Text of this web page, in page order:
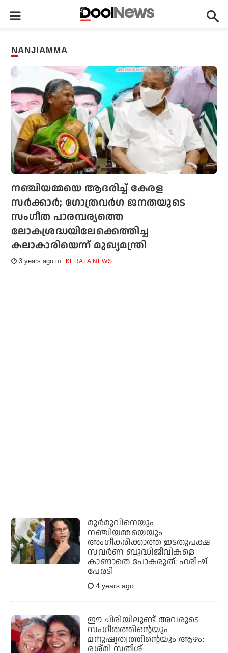
NANJIAMMA
നഞ്ചിയമ്മയെ ആദരിച്ച് കേരള
സര്‍ക്കാര്‍; ഗോത്രവര്‍ഗ ജനതയുടെ
സംഗീത പാരമ്പര്യത്തെ
ലോകശ്രദ്ധയിലേക്കെത്തിച്ച
കലാകാരിയെന്ന് മുഖ്യമന്ത്രി
3 years ago KERALA NEWS
മുര്‍മുവിനെയും
നഞ്ചിയമ്മയെയും
അംഗീകരിക്കാത്ത ഇടതുപക്ഷ
സവര്‍ണ ബുദ്ധിജീവികളെ
കാണാതെ പോകരുത്: ഹരീഷ്
പേരടി
4 years ago
ഈ ചിരിയിലുണ്ട് അവരുടെ
സംഗീതത്തിന്റെയും
മനുഷ്യത്വത്തിന്റെയും ആഴം:
രശ്മി സതീശ്